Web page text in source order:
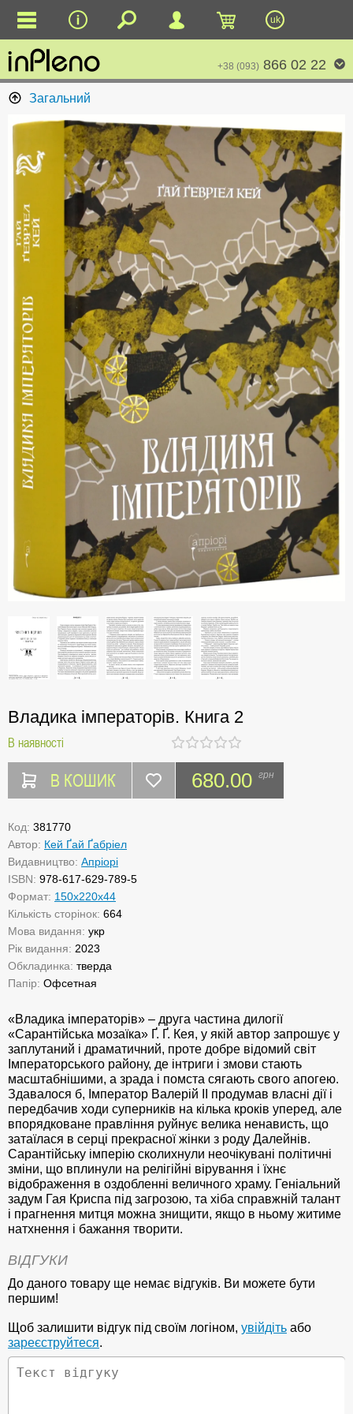
uk
+38 (093) 866 02 22
Загальний
Владика імператорів. Книга 2
В наявності
В КОШИК 680.00 грн
Код: 381770
Автор: Кей Ґай Ґабріел
Видавництво: Апріорі
ISBN: 978-617-629-789-5
Формат: 150х220х44
Кількість сторінок: 664
Мова видання: укр
Рік видання: 2023
Обкладинка: тверда
Папір: Офсетная
«Владика імператорів» – друга частина дилогії
«Сарантійська мозаїка» Ґ. Ґ. Кея, у якій автор запрошує у
заплутаний і драматичний, проте добре відомий світ
Імператорського району, де інтриги і змови стають
масштабнішими, а зрада і помста сягають свого апогею.
Здавалося б, Імператор Валерій II продумав власні дії і
передбачив ходи суперників на кілька кроків уперед, але
впорядковане правління руйнує велика ненависть, що
затаїлася в серці прекрасної жінки з роду Далейнів.
Сарантійську імперію сколихнули неочікувані політичні
зміни, що вплинули на релігійні вірування і їхнє
відображення в оздобленні величного храму. Геніальний
задум Гая Криспа під загрозою, та хіба справжній талант
і прагнення митця можна знищити, якщо в ньому житиме
натхнення і бажання творити.
ВІДГУКИ
До даного товару ще немає відгуків. Ви можете бути
першим!
Щоб залишити відгук під своїм логіном, увійдіть або
зареєструйтеся.